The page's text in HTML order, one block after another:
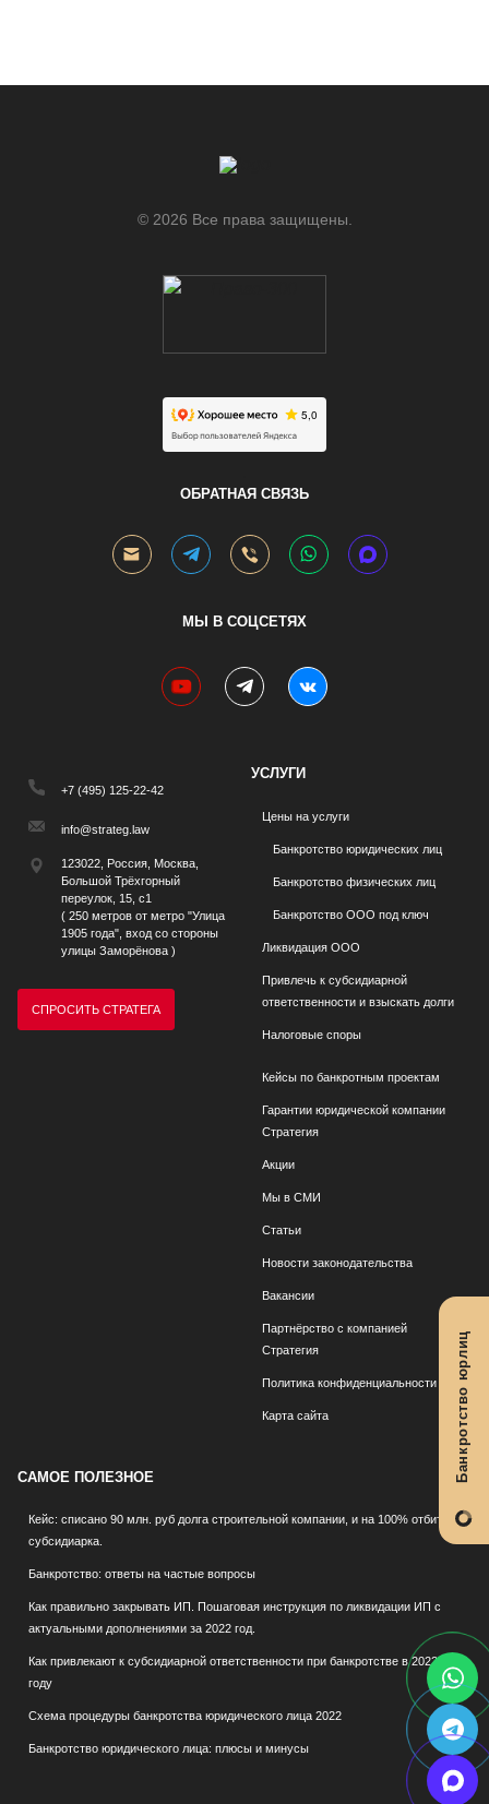
© 2026 Все права защищены.
ОБРАТНАЯ СВЯЗЬ
МЫ В СОЦСЕТЯХ
youtubetelegramvk
+7 (495) 125-22-42
info@strateg.law
123022, Россия, Москва,
Большой Трёхгорный
переулок, 15, с1
( 250 метров от метро "Улица
1905 года", вход со стороны
улицы Заморёнова )
СПРОСИТЬ СТРАТЕГА
УСЛУГИ
Цены на услуги
Банкротство юридических лиц
Банкротство физических лиц
Банкротство ООО под ключ
Ликвидация ООО
Привлечь к субсидиарной
ответственности и взыскать долги
Налоговые споры
Кейсы по банкротным проектам
Гарантии юридической компании
Стратегия
Акции
Мы в СМИ
Статьи
Новости законодательства
Вакансии
Партнёрство с компанией
Стратегия
Политика конфиденциальности
Карта сайта
САМОЕ ПОЛЕЗНОЕ
Кейс: списано 90 млн. руб долга строительной компании, и на 100% отбита
субсидиарка.
Банкротство: ответы на частые вопросы
Как правильно закрывать ИП. Пошаговая инструкция по ликвидации ИП с
актуальными дополнениями за 2022 год.
Как привлекают к субсидиарной ответственности при банкротстве в 2022
году
Схема процедуры банкротства юридического лица 2022
Банкротство юридического лица: плюсы и минусы
Банкротство юрлиц